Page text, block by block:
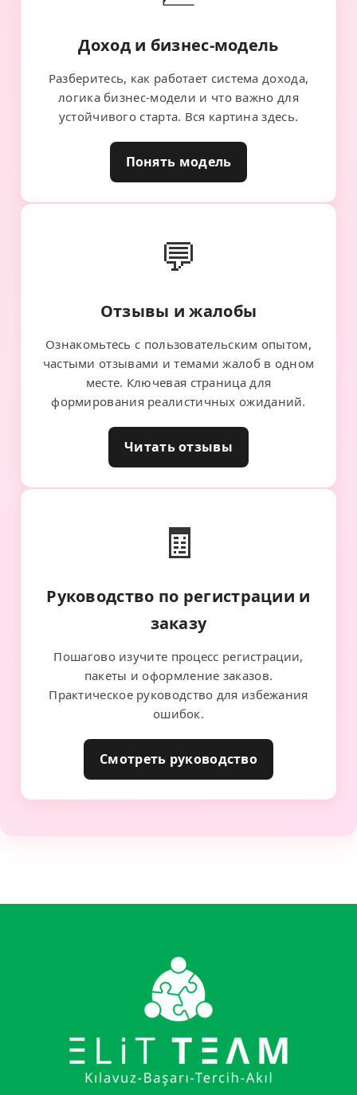
Доход и бизнес-модель
Разберитесь, как работает система дохода,
логика бизнес-модели и что важно для
устойчивого старта. Вся картина здесь.
Понять модель
💬
Отзывы и жалобы
Ознакомьтесь с пользовательским опытом,
частыми отзывами и темами жалоб в одном
месте. Ключевая страница для
формирования реалистичных ожиданий.
Читать отзывы
🧾
Руководство по регистрации и
заказу
Пошагово изучите процесс регистрации,
пакеты и оформление заказов.
Практическое руководство для избежания
ошибок.
Смотреть руководство